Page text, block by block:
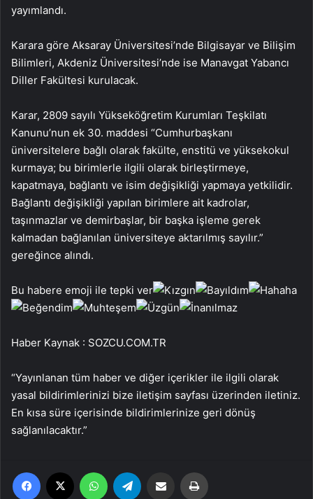
yayımlandı.
Karara göre Aksaray Üniversitesi’nde Bilgisayar ve Bilişim
Bilimleri, Akdeniz Üniversitesi’nde ise Manavgat Yabancı
Diller Fakültesi kurulacak.
Karar, 2809 sayılı Yükseköğretim Kurumları Teşkilatı
Kanunu’nun ek 30. maddesi “Cumhurbaşkanı
üniversitelere bağlı olarak fakülte, enstitü ve yüksekokul
kurmaya; bu birimlerle ilgili olarak birleştirmeye,
kapatmaya, bağlantı ve isim değişikliği yapmaya yetkilidir.
Bağlantı değişikliği yapılan birimlere ait kadrolar,
taşınmazlar ve demirbaşlar, bir başka işleme gerek
kalmadan bağlanılan üniversiteye aktarılmış sayılır.”
gereğince alındı.
Bu habere emoji ile tepki ver
Haber Kaynak : SOZCU.COM.TR
“Yayınlanan tüm haber ve diğer içerikler ile ilgili olarak
yasal bildirimlerinizi bize iletişim sayfası üzerinden iletiniz.
En kısa süre içerisinde bildirimlerinize geri dönüş
sağlanılacaktır.”
Facebook WhatsApp Email'den paylaş